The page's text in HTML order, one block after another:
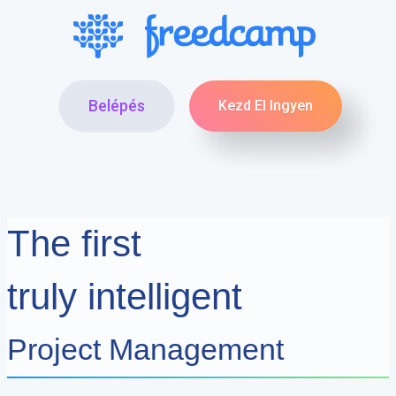
Belépés Kezd El Ingyen
The first
truly intelligent
Project Management